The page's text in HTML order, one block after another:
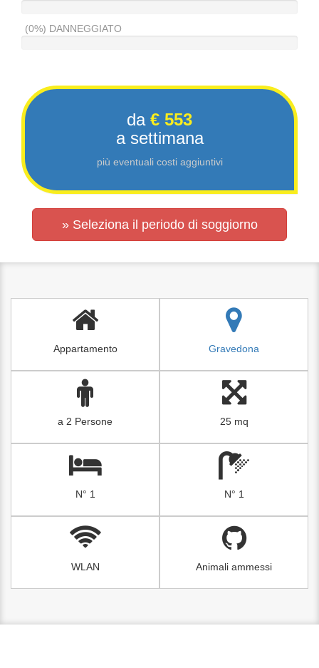
(0%) DANNEGGIATO
da € 553
a settimana
più eventuali costi aggiuntivi
» Seleziona il periodo di soggiorno
Appartamento Gravedona
a 2 Persone 25 mq
N° 1 N° 1
WLAN Animali ammessi